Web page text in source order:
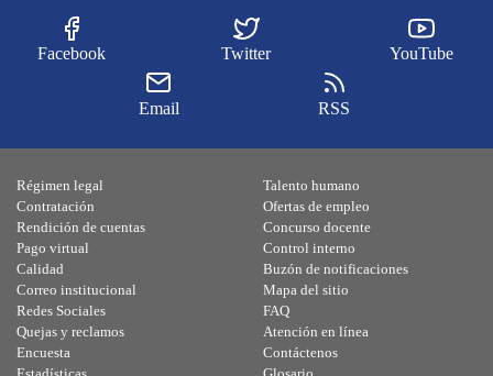
Facebook Twitter YouTube
Email RSS
Régimen legal
Contratación
Rendición de cuentas
Pago virtual
Calidad
Talento humano
Ofertas de empleo
Concurso docente
Control interno
Buzón de notificaciones
Correo institucional
Redes Sociales
Quejas y reclamos
Encuesta
Mapa del sitio
FAQ
Atención en línea
Contáctenos